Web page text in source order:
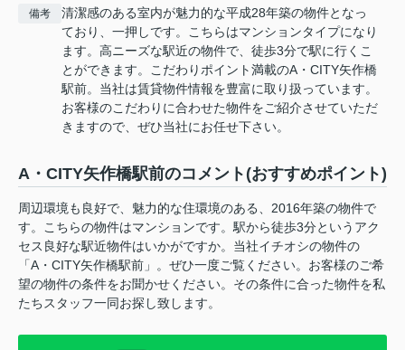
備考
清潔感のある室内が魅力的な平成28年築の物件となっ
ており、一押しです。こちらはマンションタイプになり
ます。高ニーズな駅近の物件で、徒歩3分で駅に行くこ
とができます。こだわりポイント満載のA・CITY矢作橋
駅前。当社は賃貸物件情報を豊富に取り扱っています。
お客様のこだわりに合わせた物件をご紹介させていただ
きますので、ぜひ当社にお任せ下さい。
A・CITY矢作橋駅前のコメント(おすすめポイント)
周辺環境も良好で、魅力的な住環境のある、2016年築の物件で
す。こちらの物件はマンションです。駅から徒歩3分というアク
セス良好な駅近物件はいかがですか。当社イチオシの物件の
「A・CITY矢作橋駅前」。ぜひ一度ご覧ください。お客様のご希
望の物件の条件をお聞かせください。その条件に合った物件を私
たちスタッフ一同お探し致します。